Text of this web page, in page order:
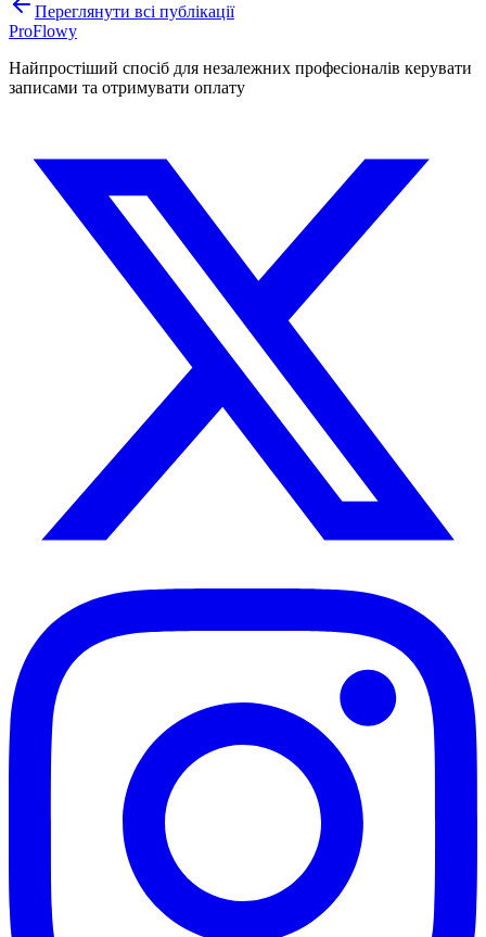
Переглянути всі публікації
ProFlowy
Найпростіший спосіб для незалежних професіоналів керувати
записами та отримувати оплату